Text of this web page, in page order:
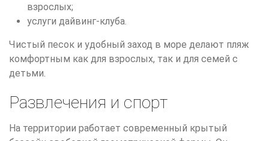
взрослых;
услуги дайвинг-клуба.
Чистый песок и удобный заход в море делают пляж
комфортным как для взрослых, так и для семей с
детьми.
Развлечения и спорт
На территории работает современный крытый